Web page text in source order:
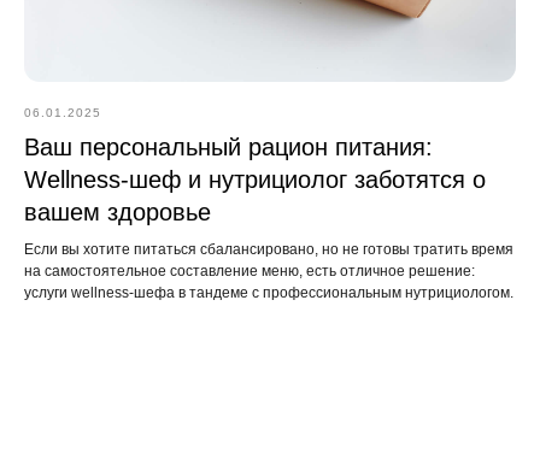
06.01.2025
Ваш персональный рацион питания:
Wellness-шеф и нутрициолог заботятся о
вашем здоровье
Если вы хотите питаться сбалансировано, но не готовы тратить время
на самостоятельное составление меню, есть отличное решение:
услуги wellness-шефа в тандеме с профессиональным нутрициологом.